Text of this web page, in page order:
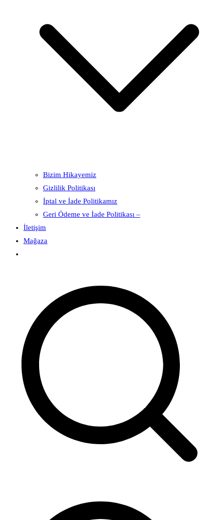
Bizim Hikayemiz
Gizlilik Politikası
İptal ve İade Politikamız
Geri Ödeme ve İade Politikası –
İletişim
Mağaza